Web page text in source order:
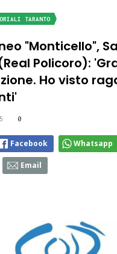
TARANTO
"Monticello",
Policoro):
Ho visto
0
Facebook Whatsapp
Email